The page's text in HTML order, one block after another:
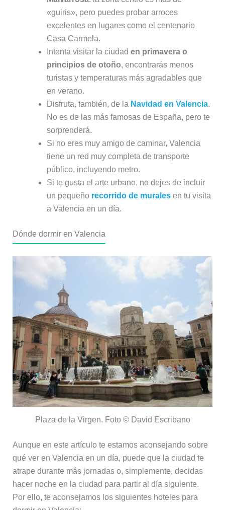
«guiris», pero puedes probar arroces
excelentes en lugares como el centenario
Casa Carmela.
Intenta visitar la ciudad en primavera o
principios de otoño, encontrarás menos
turistas y temperaturas más agradables que
en verano.
Disfruta, también, de la Navidad en Valencia.
No es de las más famosas de España, pero te
sorprenderá.
Si no eres muy amigo de caminar, Valencia
tiene un red muy completa de transporte
público, incluyendo metro.
Si te gusta el arte urbano, no dejes de incluir
un pequeño recorrido de murales en tu visita
a Valencia en un día.
Dónde dormir en Valencia
Plaza de la Virgen. Foto © David Escribano
Aunque en este artículo te estamos aconsejando sobre
qué ver en Valencia en un día, puede que la ciudad te
atrape durante más jornadas o, simplemente, decidas
hacer noche en la ciudad para partir al día siguiente.
Por ello, te aconsejamos los siguientes hoteles para